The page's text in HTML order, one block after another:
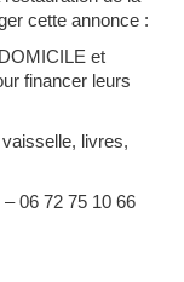
cette annonce :
et
financer leurs
livres,
06 72 75 10 66